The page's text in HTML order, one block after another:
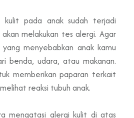
kulit pada anak sudah terjadi
melakukan tes alergi. Agar
menyebabkan anak kamu
benda, udara, atau makanan.
memberikan paparan terkait
reaksi tubuh anak.
mengatasi alergi kulit di atas